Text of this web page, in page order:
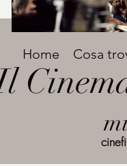
Avenir
designer.
utilizzata
Home Cosa